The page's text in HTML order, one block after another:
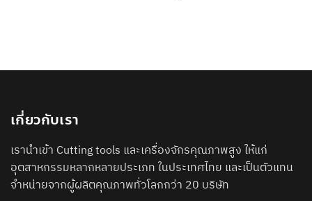
เกี่ยวกับเรา
เรานำเข้า Cutting tools และเครื่องจักรคุณภาพสูง ให้แก่
อุตสาหกรรมหลากหลายประเภท ในประเทศไทย และเป็นตัวแทน
จำหน่ายจากผู้ผลิตคุณภาพทั่วโลกกว่า 20 บริษัท